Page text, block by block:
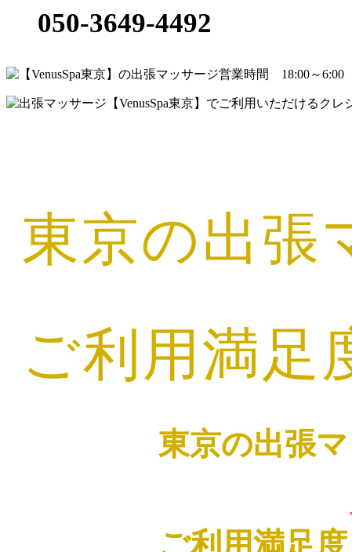
050-3649-4492
東京の出張
ご利用満足
東京の出張
ご利用満足度